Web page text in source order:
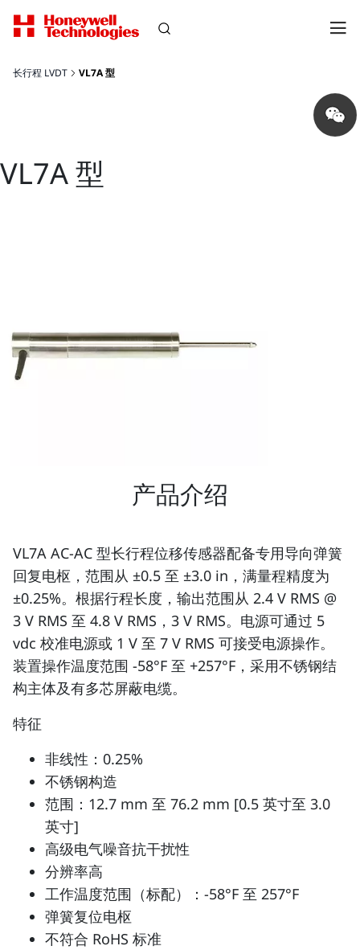
长行程 LVDT VL7A 型
Share
on
wechat
VL7A 型
产品介绍
VL7A AC-AC 型长行程位移传感器配备专用导向弹簧
回复电枢，范围从 ±0.5 至 ±3.0 in，满量程精度为
±0.25%。根据行程长度，输出范围从 2.4 V RMS @
3 V RMS 至 4.8 V RMS，3 V RMS。电源可通过 5
vdc 校准电源或 1 V 至 7 V RMS 可接受电源操作。
装置操作温度范围 -58°F 至 +257°F，采用不锈钢结
构主体及有多芯屏蔽电缆。
特征
非线性：0.25%
不锈钢构造
范围：12.7 mm 至 76.2 mm [0.5 英寸至 3.0
英寸]
高级电气噪音抗干扰性
分辨率高
工作温度范围（标配）：-58°F 至 257°F
弹簧复位电枢
不符合 RoHS 标准